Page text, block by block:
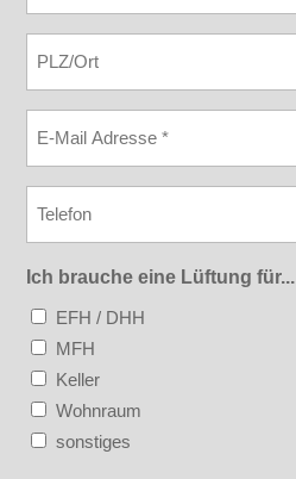
*
Ich brauche eine Lüftung für...
EFH / DHH
MFH
Keller
Wohnraum
sonstiges